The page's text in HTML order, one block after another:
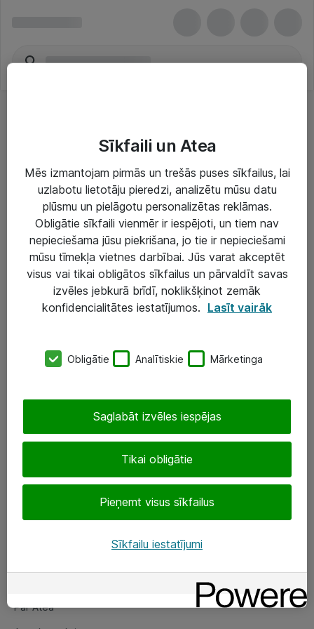
Risinājumi & Pakalpojumi
IT serviss un atbalsts
IT infrastruktūra
Darba vietu IT risinājumi
Serveri un datu centri
SIA „ATEA”
eShop@atea.lv
Sekojiet mums
Par Atea
Par Atea
Sīkfaili un Atea
Mēs izmantojam pirmās un trešās puses sīkfailus, lai
uzlabotu lietotāju pieredzi, analizētu mūsu datu
plūsmu un pielāgotu personalizētas reklāmas.
Obligātie sīkfaili vienmēr ir iespējoti, un tiem nav
nepieciešama jūsu piekrišana, jo tie ir nepieciešami
mūsu tīmekļa vietnes darbībai. Jūs varat akceptēt
visus vai tikai obligātos sīkfailus un pārvaldīt savas
izvēles jebkurā brīdī, noklikšķinot zemāk
konfidencialitātes iestatījumos. Lasīt vairāk
Obligātie Analītiskie Mārketinga
Tikai obligātie
Pieņemt visus sīkfailus
Saglabāt izvēles iespējas
Sīkfailu iestatījumi